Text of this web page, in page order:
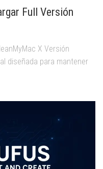
Full Versión
X Versión
diseñada para mantener